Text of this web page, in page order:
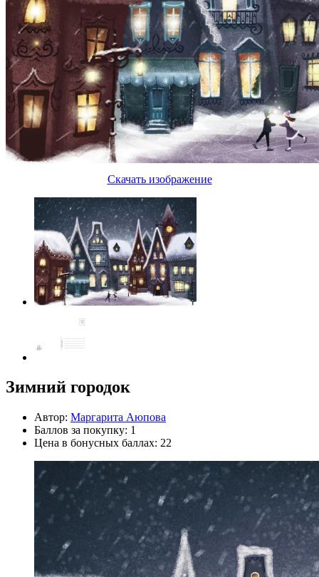
Скачать изображение
Зимний городок
Автор: Маргарита Аюпова
Баллов за покупку: 1
Цена в бонусных баллах: 22